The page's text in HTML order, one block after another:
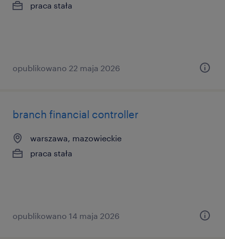
praca stała
opublikowano 22 maja 2026
branch financial controller
warszawa, mazowieckie
praca stała
opublikowano 14 maja 2026